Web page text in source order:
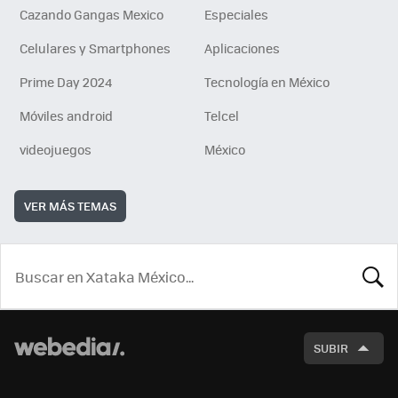
Cazando Gangas Mexico
Especiales
Celulares y Smartphones
Aplicaciones
Prime Day 2024
Tecnología en México
Móviles android
Telcel
videojuegos
México
VER MÁS TEMAS
SUBIR